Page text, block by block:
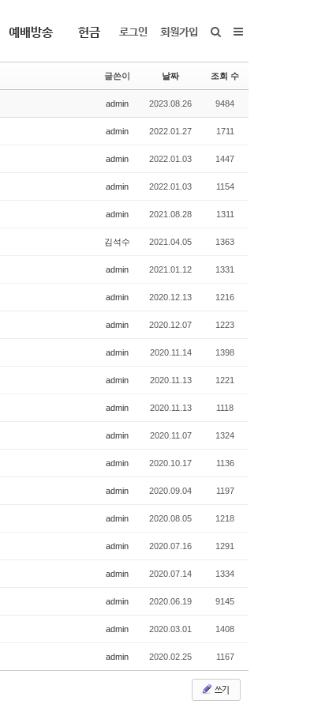
예배방송 헌금 로그인 회원가입
글쓴이 날짜 조회 수
admin 2023.08.26 9484
admin 2022.01.27 1711
admin 2022.01.03 1447
admin 2022.01.03 1154
admin 2021.08.28 1311
김석수 2021.04.05 1363
admin 2021.01.12 1331
admin 2020.12.13 1216
admin 2020.12.07 1223
admin 2020.11.14 1398
admin 2020.11.13 1221
admin 2020.11.13 1118
admin 2020.11.07 1324
admin 2020.10.17 1136
admin 2020.09.04 1197
admin 2020.08.05 1218
admin 2020.07.16 1291
admin 2020.07.14 1334
admin 2020.06.19 9145
admin 2020.03.01 1408
admin 2020.02.25 1167
쓰기